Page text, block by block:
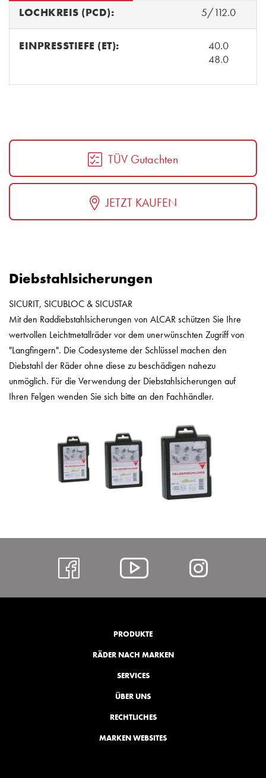
LOCHKREIS (PCD): 5/112.0
EINPRESSTIEFE (ET):
40.0
48.0
TÜV Gutachten
JETZT KAUFEN
Diebstahlsicherungen
SICURIT, SICUBLOC & SICUSTAR
Mit den Raddiebstahlsicherungen von ALCAR schützen Sie Ihre
wertvollen Leichtmetallräder vor dem unerwünschten Zugriff von
"Langfingern". Die Codesysteme der Schlüssel machen den
Diebstahl der Räder ohne diese zu beschädigen nahezu
unmöglich. Für die Verwendung der Diebstahlsicherungen auf
Ihren Felgen wenden Sie sich bitte an den Fachhändler.
https://Alcar
PRODUKTE
RÄDER NACH MARKEN
SERVICES
ÜBER UNS
RECHTLICHES
MARKEN WEBSITES